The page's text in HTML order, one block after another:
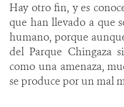
Hay otro fin, y es
que han llevado a que
humano, porque
del Parque Chingaza
como una amenaza,
se produce por un mal